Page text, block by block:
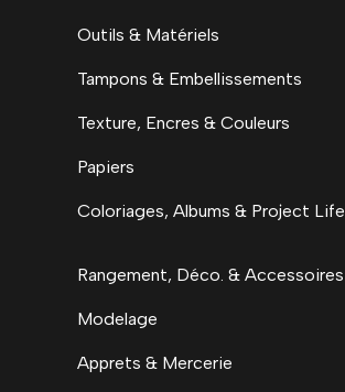
Outils & Matériels
Tampons & Embellissements
Texture, Encres & Couleurs
Papiers
Coloriages, Albums & Project Life
Rangement, Déco. & Accessoires
Modelage
Apprets & Mercerie